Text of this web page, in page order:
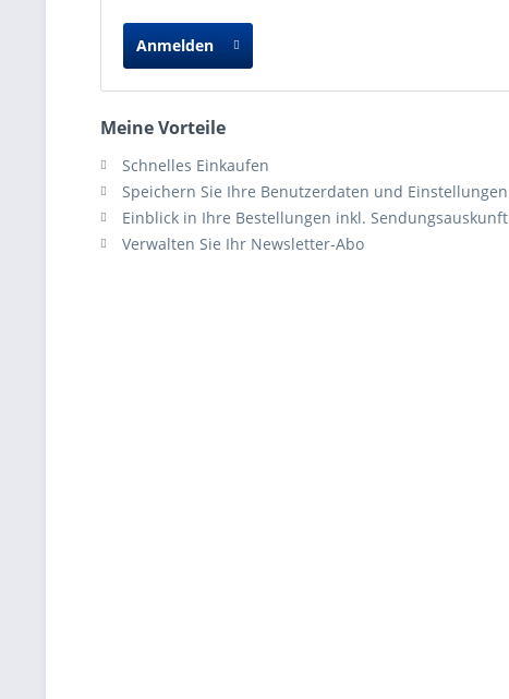
Anmelden
Meine Vorteile
Schnelles Einkaufen
Speichern Sie Ihre Benutzerdaten und Einstellungen
Einblick in Ihre Bestellungen inkl. Sendungsauskunft
Verwalten Sie Ihr Newsletter-Abo